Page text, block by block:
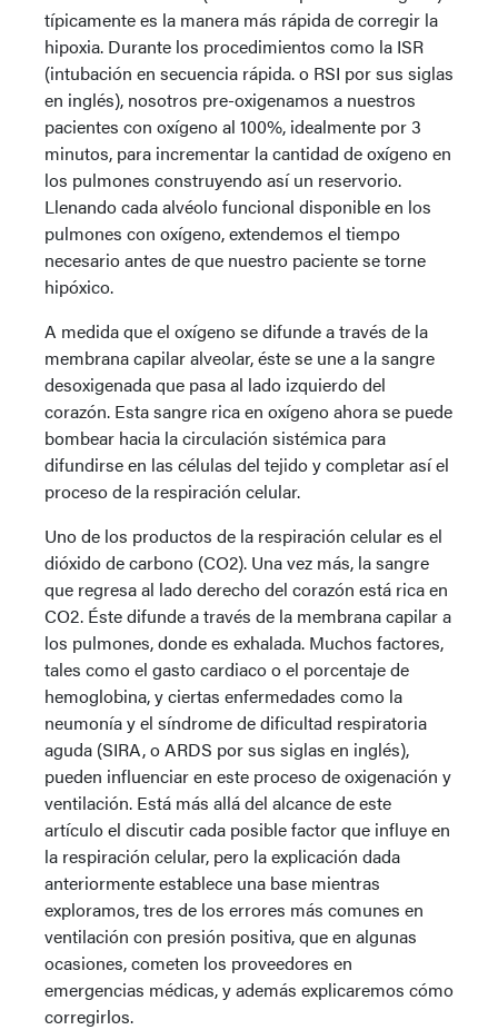
típicamente es la manera más rápida de corregir la
hipoxia. Durante los procedimientos como la ISR
(intubación en secuencia rápida. o RSI por sus siglas
en inglés), nosotros pre-oxigenamos a nuestros
pacientes con oxígeno al 100%, idealmente por 3
minutos, para incrementar la cantidad de oxígeno en
los pulmones construyendo así un reservorio.
Llenando cada alvéolo funcional disponible en los
pulmones con oxígeno, extendemos el tiempo
necesario antes de que nuestro paciente se torne
hipóxico.
A medida que el oxígeno se difunde a través de la
membrana capilar alveolar, éste se une a la sangre
desoxigenada que pasa al lado izquierdo del
corazón. Esta sangre rica en oxígeno ahora se puede
bombear hacia la circulación sistémica para
difundirse en las células del tejido y completar así el
proceso de la respiración celular.
Uno de los productos de la respiración celular es el
dióxido de carbono (CO2). Una vez más, la sangre
que regresa al lado derecho del corazón está rica en
CO2. Éste difunde a través de la membrana capilar a
los pulmones, donde es exhalada. Muchos factores,
tales como el gasto cardiaco o el porcentaje de
hemoglobina, y ciertas enfermedades como la
neumonía y el síndrome de dificultad respiratoria
aguda (SIRA, o ARDS por sus siglas en inglés),
pueden influenciar en este proceso de oxigenación y
ventilación. Está más allá del alcance de este
artículo el discutir cada posible factor que influye en
la respiración celular, pero la explicación dada
anteriormente establece una base mientras
exploramos, tres de los errores más comunes en
ventilación con presión positiva, que en algunas
ocasiones, cometen los proveedores en
emergencias médicas, y además explicaremos cómo
corregirlos.